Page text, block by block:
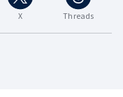
X Threads